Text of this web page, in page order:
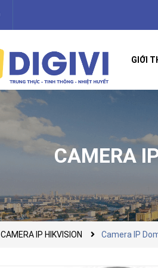
GIỚI
CAMERA
CAMERA IP HIKVISION Camera IP